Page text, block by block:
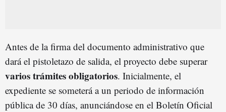
Antes de la firma del documento administrativo que
dará el pistoletazo de salida, el proyecto debe superar
varios trámites obligatorios. Inicialmente, el
expediente se someterá a un periodo de información
pública de 30 días, anunciándose en el Boletín Oficial